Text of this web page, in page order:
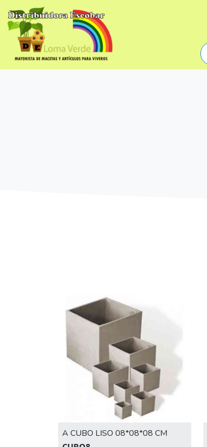
A CUBO LISO 08*08*08 CM